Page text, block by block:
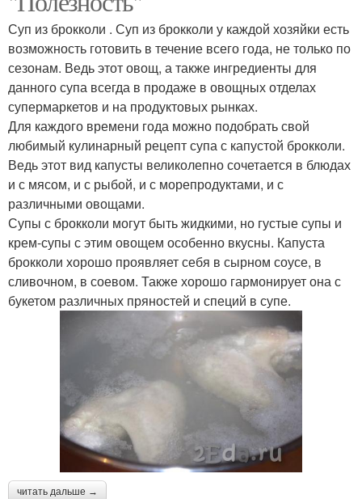
Суп из брокколи . Суп из брокколи у каждой хозяйки есть
возможность готовить в течение всего года, не только по
сезонам. Ведь этот овощ, а также ингредиенты для
данного супа всегда в продаже в овощных отделах
супермаркетов и на продуктовых рынках.
Для каждого времени года можно подобрать свой
любимый кулинарный рецепт супа с капустой брокколи.
Ведь этот вид капусты великолепно сочетается в блюдах
и с мясом, и с рыбой, и с морепродуктами, и с
различными овощами.
Супы с брокколи могут быть жидкими, но густые супы и
крем-супы с этим овощем особенно вкусны. Капуста
брокколи хорошо проявляет себя в сырном соусе, в
сливочном, в соевом. Также хорошо гармонирует она с
букетом различных пряностей и специй в супе.
читать дальше →